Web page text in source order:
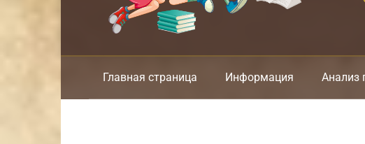
Главная страница Информация Анализ